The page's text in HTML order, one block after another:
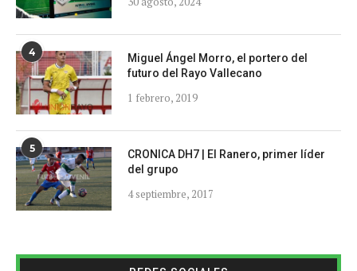
4
Miguel Ángel Morro, el portero del
futuro del Rayo Vallecano
1 febrero, 2019
5
CRONICA DH7 | El Ranero, primer líder
del grupo
4 septiembre, 2017